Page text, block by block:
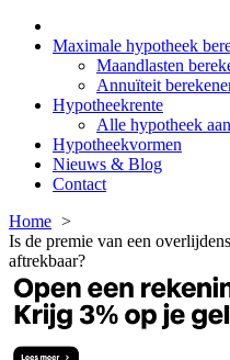
Maximale hypotheek
Maandlasten
Annuïteit
Hypotheekrente
Alle hypotheek
Hypotheekvormen
Nieuws & Blog
Contact
Home
Is de premie van een
aftrekbaar?